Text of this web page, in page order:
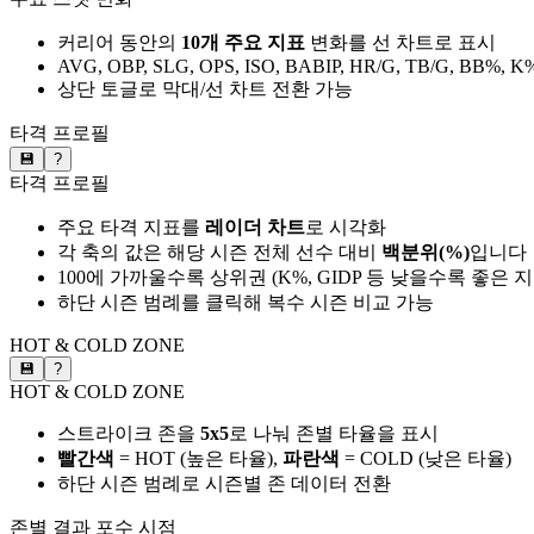
커리어 동안의 10개 주요 지표 변화를 선 차트로 표시
AVG, OBP, SLG, OPS, ISO, BABIP, HR/G, TB/G, BB%,
상단 토글로 막대/선 차트 전환 가능
타격 프로필
💾 ?
타격 프로필
주요 타격 지표를 레이더 차트로 시각화
각 축의 값은 해당 시즌 전체 선수 대비 백분위(%)입니다
100에 가까울수록 상위권 (K%, GIDP 등 낮을수록 좋은
하단 시즌 범례를 클릭해 복수 시즌 비교 가능
HOT & COLD ZONE
💾 ?
HOT & COLD ZONE
스트라이크 존을 5x5로 나눠 존별 타율을 표시
빨간색 = HOT (높은 타율), 파란색 = COLD (낮은 타율)
하단 시즌 범례로 시즌별 존 데이터 전환
존별 결과 포수 시점